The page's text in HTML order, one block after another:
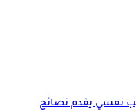
العامة 2026- طبيب نفسي يقدم نصائح